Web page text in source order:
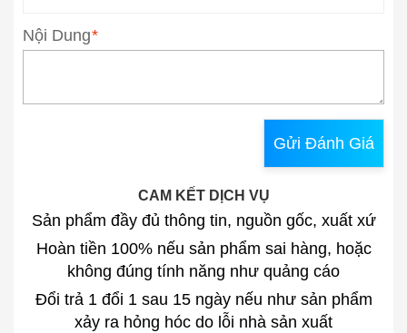
*
Nội Dung
Gửi Đánh Giá
CAM KẾT DỊCH VỤ
Sản phẩm đầy đủ thông tin, nguồn gốc, xuất xứ
Hoàn tiền 100% nếu sản phẩm sai hàng, hoặc
không đúng tính năng như quảng cáo
Đổi trả 1 đổi 1 sau 15 ngày nếu như sản phẩm
xảy ra hỏng hóc do lỗi nhà sản xuất